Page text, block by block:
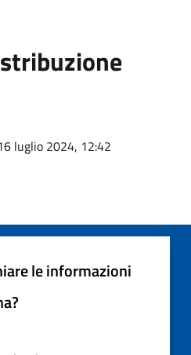
luglio 2024, 12:42
le informazioni